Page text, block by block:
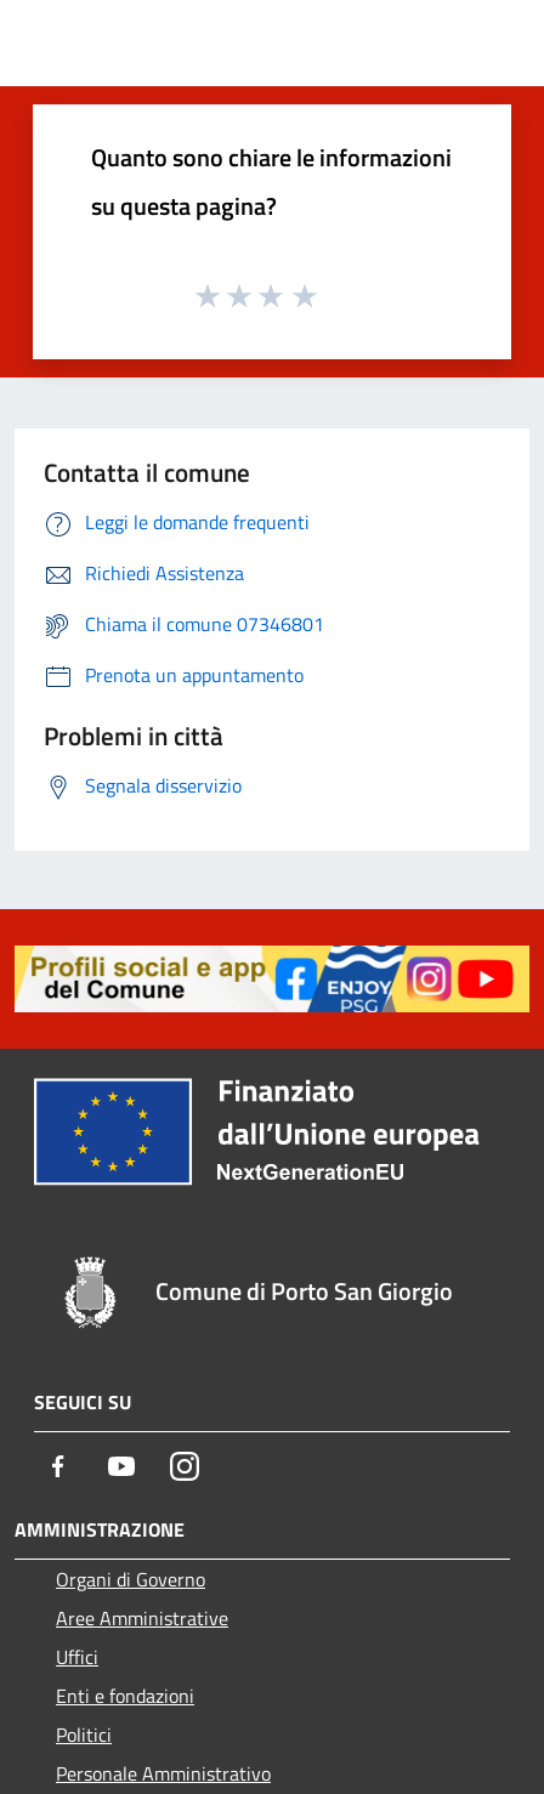
Quanto sono chiare le informazioni
su questa pagina?
Contatta il comune
Leggi le domande frequenti
Richiedi Assistenza
Chiama il comune 07346801
Prenota un appuntamento
Problemi in città
Segnala disservizio
Comune di Porto San Giorgio
SEGUICI SU
Facebook YoutubeInstagram
AMMINISTRAZIONE
Organi di Governo
Aree Amministrative
Uffici
Enti e fondazioni
Politici
Personale Amministrativo